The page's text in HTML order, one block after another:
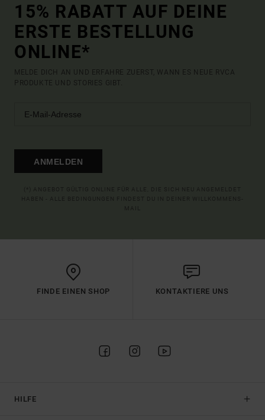
15% RABATT AUF DEINE
ERSTE BESTELLUNG
ONLINE*
MELDE DICH AN UND ERFAHRE ZUERST, WANN ES NEUE RVCA
PRODUKTE UND STORIES GIBT.
ANMELDEN
FINDE EINEN SHOP KONTAKTIERE UNS
HILFE